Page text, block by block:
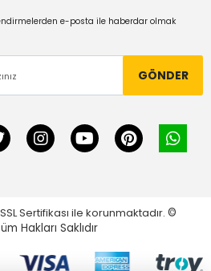
e-posta ile haberdar olmak
GÖNDER
Sertifikası ile korunmaktadır. ©
Hakları Saklıdır